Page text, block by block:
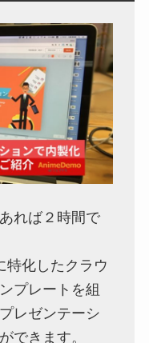
れば２時間で
特化したクラウ
プレートを組
レゼンテーシ
できます。